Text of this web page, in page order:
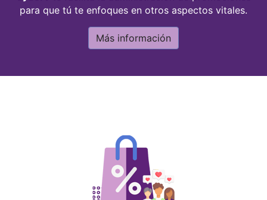
para que tú te enfoques en otros aspectos vitales.
Más información